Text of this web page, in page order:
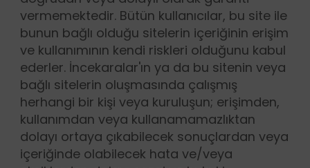
vermemektedir. Bütün kullanıcılar, bu site ile
bunun bağlı olduğu sitelerin içeriğinin erişim
ve kullanımının kendi riskleri olduğunu kabul
ederler. İncekaralar'ın ya da bu sitenin veya
bağlı sitelerin oluşmasında çalışmış
herhangi bir kişi veya kuruluşun; erişimden,
kullanımdan veya kullanamamazlıktan
dolayı ortaya çıkabilecek sonuçlardan veya
içeriğinde olabilecek hata ve/veya